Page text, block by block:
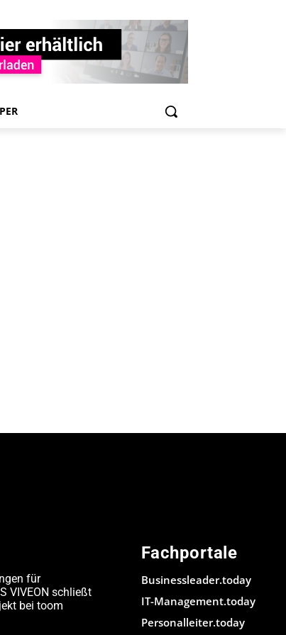
für
VIVEON schließt
bei toom
Fachportale
Businessleader.today
IT-Management.today
Personalleiter.today